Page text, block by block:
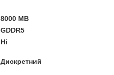
8000 MB
GDDR5
Ні
Дискретний